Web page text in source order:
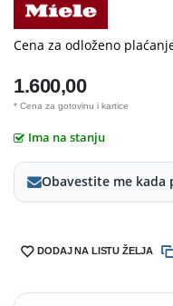
Cena za odloženo
1.600,00
* Cena za gotovinu i kartice
Ima na stanju
Obavestite me kada
DODAJ NA LISTU ŽELJA